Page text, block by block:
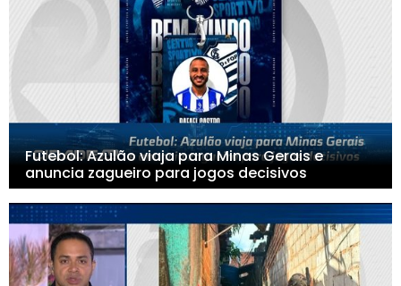
Futebol: Azulão viaja para Minas Gerais e
anuncia zagueiro para jogos decisivos